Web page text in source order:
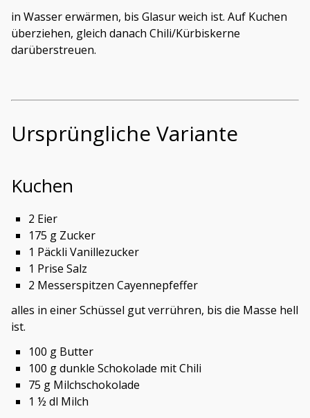
in Wasser erwärmen, bis Glasur weich ist. Auf Kuchen
überziehen, gleich danach Chili/Kürbiskerne
darüberstreuen.
Ursprüngliche Variante
Kuchen
2 Eier
175 g Zucker
1 Päckli Vanillezucker
1 Prise Salz
2 Messerspitzen Cayennepfeffer
alles in einer Schüssel gut verrühren, bis die Masse hell
ist.
100 g Butter
100 g dunkle Schokolade mit Chili
75 g Milchschokolade
1 ½ dl Milch